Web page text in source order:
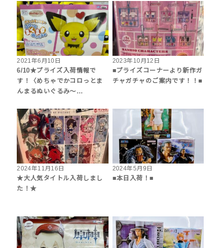
2021年6月10日
6/10★プライズ入荷情報で
す！〈めちゃでかコロっとま
んまるぬいぐるみ〜…
2023年10月12日
■プライズコーナーより新作ガ
チャガチャのご案内です！！■
2024年11月16日
★大人気タイトル入荷しまし
た！★
2024年5月9日
■本日入荷！■